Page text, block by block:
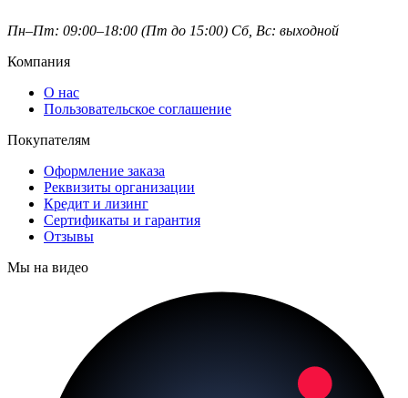
Пн–Пт: 09:00–18:00 (Пт до 15:00) Сб, Вс: выходной
Компания
О нас
Пользовательское соглашение
Покупателям
Оформление заказа
Реквизиты организации
Кредит и лизинг
Сертификаты и гарантия
Отзывы
Мы на видео